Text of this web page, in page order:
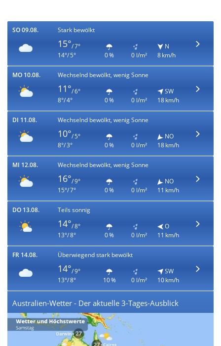
SO 09.08. Stark bewölkt
15°/ 7°
14°/ 5°
0 % 0 l/m²
N
8 km/h
MO 10.08. Wechselnd bewölkt, wenig Sonne
11°/ 6°
8°/ 4°
0 % 0 l/m²
SW
18 km/h
DI 11.08. Wechselnd bewölkt, wenig Sonne
10°/ 5°
8°/ 3°
0 % 0 l/m²
NO
18 km/h
MI 12.08. Wechselnd bewölkt, wenig Sonne
16°/ 9°
15°/ 7°
0 % 0 l/m²
NO
11 km/h
DO 13.08. Teils sonnig
14°/ 8°
13°/ 8°
0 % 0 l/m²
O
11 km/h
FR 14.08. Überwiegend stark bewölkt
14°/ 9°
13°/ 8°
10 % 0 l/m²
SW
10 km/h
Australien-Wetter - Der aktuelle 3-Tages-Ausblick